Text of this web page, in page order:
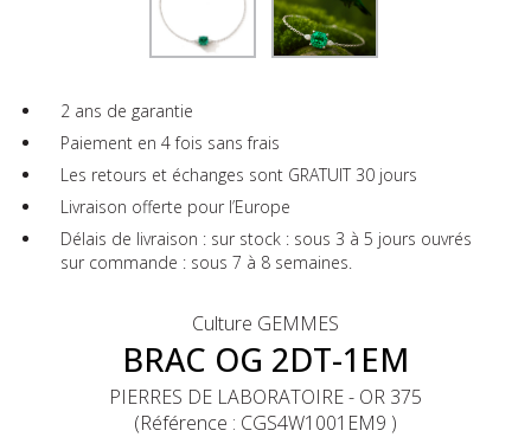
2 ans de garantie
Paiement en 4 fois sans frais
Les retours et échanges sont GRATUIT 30 jours
Livraison offerte pour l’Europe
Délais de livraison : sur stock : sous 3 à 5 jours ouvrés
sur commande : sous 7 à 8 semaines.
Culture GEMMES
BRAC OG 2DT-1EM
PIERRES DE LABORATOIRE - OR 375
(Référence : CGS4W1001EM9 )